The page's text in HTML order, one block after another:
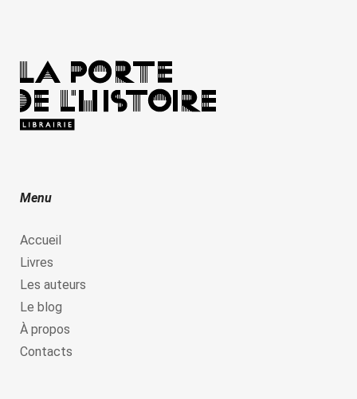
Menu
Accueil
Livres
Les auteurs
Le blog
À propos
Contacts